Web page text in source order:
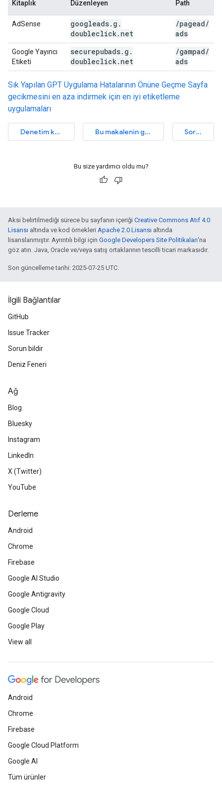
Kitaplık Düzenleyen Path
AdSense googleads. g .
doubleclick. net
/pagead/
ads
Google Yayıncı
Etiketi
securepubads. g .
doubleclick. net
/gampad/
ads
Sık Yapılan GPT Uygulama Hatalarının Önüne Geçme Sayfa
gecikmesini en aza indirmek için en iyi etiketleme
uygulamaları
Denetim kaynağını görüntüleyin Bu makalenin geliştirilmesine yardımcı olun Sorun bildirin
Bu size yardımcı oldu mu?
Aksi belirtilmediği sürece bu sayfanın içeriği Creative Commons Atıf 4.0
Lisansı altında ve kod örnekleri Apache 2.0 Lisansı altında
lisanslanmıştır. Ayrıntılı bilgi için Google Developers Site Politikaları'na
göz atın. Java, Oracle ve/veya satış ortaklarının tescilli ticari markasıdır.
Son güncelleme tarihi: 2025-07-25 UTC.
İlgili Bağlantılar
GitHub
Issue Tracker
Sorun bildir
Deniz Feneri
Ağ
Blog
Bluesky
Instagram
LinkedIn
X (Twitter)
YouTube
Derleme
Android
Chrome
Firebase
Google AI Studio
Google Antigravity
Google Cloud
Google Play
View all
Android
Chrome
Firebase
Google Cloud Platform
Google AI
Tüm ürünler